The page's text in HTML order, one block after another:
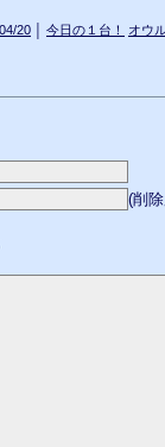
20 今日の１台！ オウ
(削